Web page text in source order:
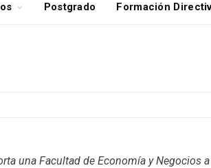
Postgrado Formación
una Facultad de Economía y